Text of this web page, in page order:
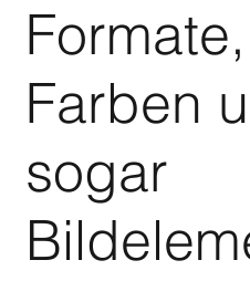
Formate,
Farben
sogar